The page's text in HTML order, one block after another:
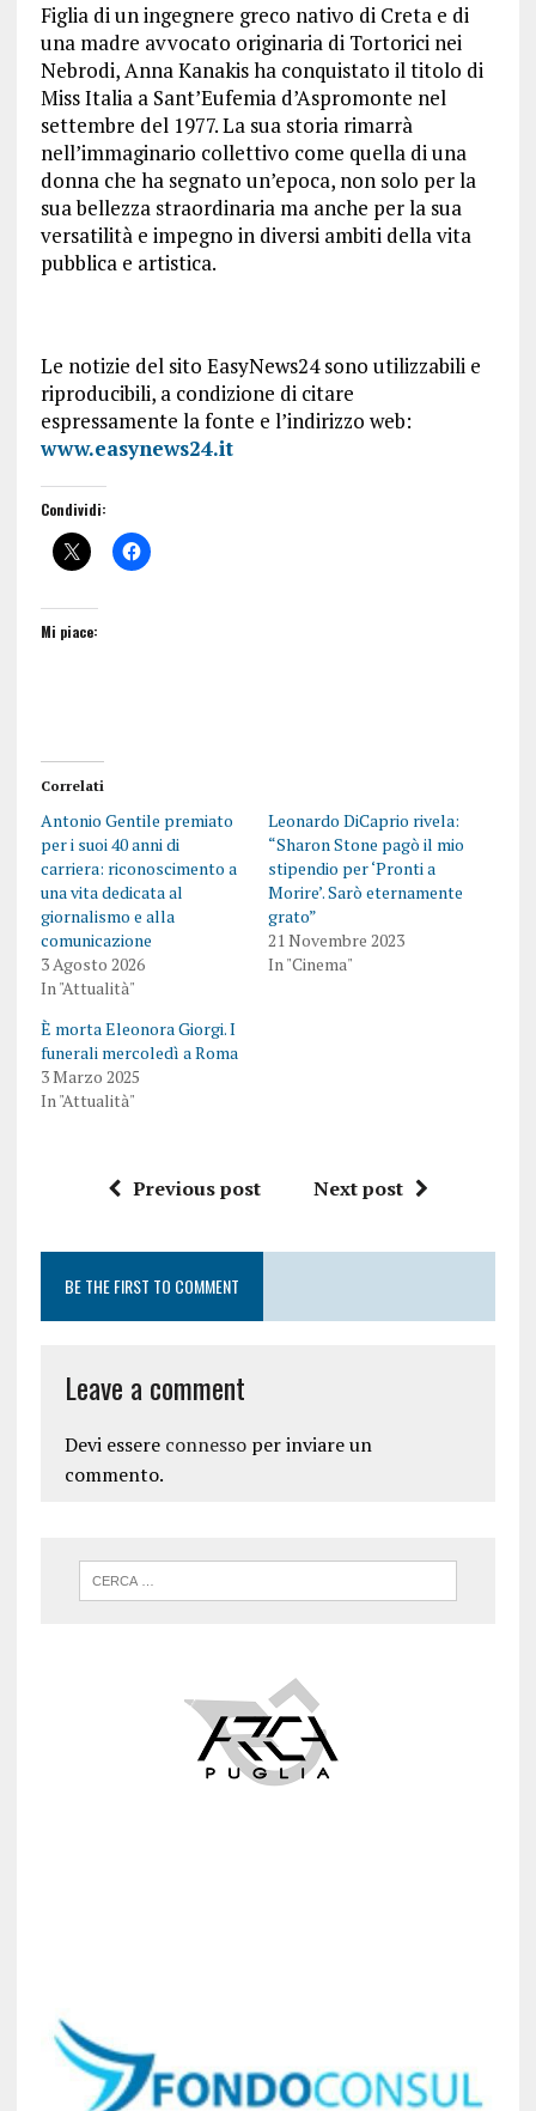
Figlia di un ingegnere greco nativo di Creta e di
una madre avvocato originaria di Tortorici nei
Nebrodi, Anna Kanakis ha conquistato il titolo di
Miss Italia a Sant’Eufemia d’Aspromonte nel
settembre del 1977. La sua storia rimarrà
nell’immaginario collettivo come quella di una
donna che ha segnato un’epoca, non solo per la
sua bellezza straordinaria ma anche per la sua
versatilità e impegno in diversi ambiti della vita
pubblica e artistica.
Le notizie del sito EasyNews24 sono utilizzabili e
riproducibili, a condizione di citare
espressamente la fonte e l’indirizzo web:
www.easynews24.it
Condividi:
Mi piace:
Correlati
Antonio Gentile premiato
per i suoi 40 anni di
carriera: riconoscimento a
una vita dedicata al
giornalismo e alla
comunicazione
3 Agosto 2026
In "Attualità"
Leonardo DiCaprio rivela:
“Sharon Stone pagò il mio
stipendio per ‘Pronti a
Morire’. Sarò eternamente
grato”
21 Novembre 2023
In "Cinema"
È morta Eleonora Giorgi. I
funerali mercoledì a Roma
3 Marzo 2025
In "Attualità"
Previous post Next post
BE THE FIRST TO COMMENT
Leave a comment
Devi essere connessoper inviare un
commento.